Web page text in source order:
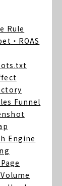
Rule
・ROAS
Funnel
Engine